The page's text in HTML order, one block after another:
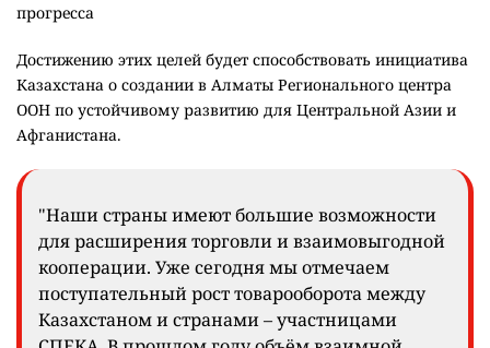
прогресса
Достижению этих целей будет способствовать инициатива
Казахстана о создании в Алматы Регионального центра
ООН по устойчивому развитию для Центральной Азии и
Афганистана.
"Наши страны имеют большие возможности
для расширения торговли и взаимовыгодной
кооперации. Уже сегодня мы отмечаем
поступательный рост товарооборота между
Казахстаном и странами – участницами